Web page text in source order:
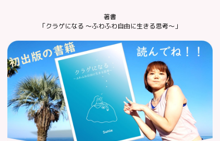
著書
「クラゲになる ～ふわふわ自由に生きる思考～」